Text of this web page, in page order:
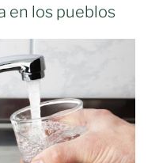
en los pueblos